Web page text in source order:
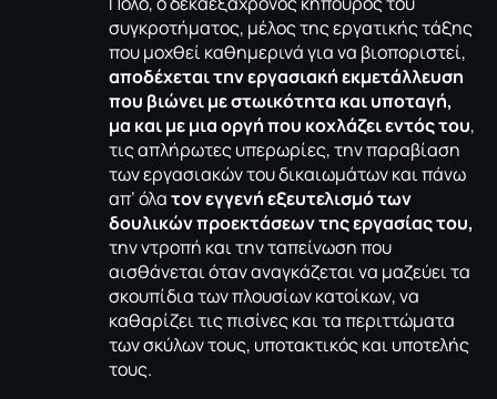
συγκροτήματος, μέλος της εργατικής τάξης
που μοχθεί καθημερινά για να βιοποριστεί,
αποδέχεται την εργασιακή εκμετάλλευση
που βιώνει με στωικότητα και υποταγή,
μα και με μια οργή που κοχλάζει εντός του,
τις απλήρωτες υπερωρίες, την παραβίαση
των εργασιακών του δικαιωμάτων και πάνω
απ’ όλατον εγγενή εξευτελισμό των
δουλικών προεκτάσεων της εργασίας του,
την ντροπή και την ταπείνωση που
αισθάνεται όταν αναγκάζεται να μαζεύει τα
σκουπίδια των πλουσίων κατοίκων, να
καθαρίζει τις πισίνες και τα περιττώματα
των σκύλων τους, υποτακτικός και υποτελής
τους.